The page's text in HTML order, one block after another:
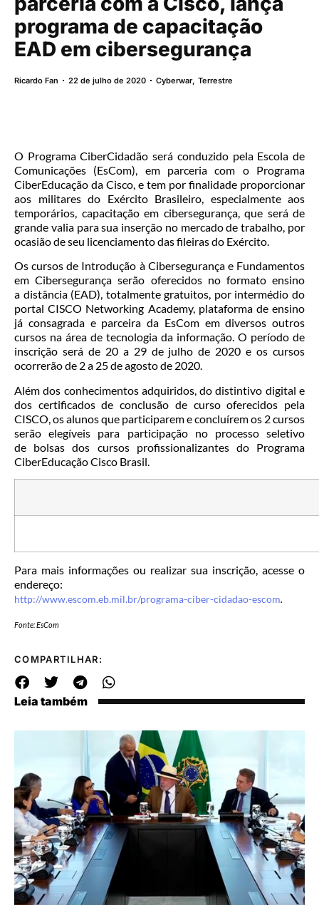
programa de capacitação
EAD em cibersegurança
Ricardo Fan 22 de julho de 2020 Cyberwar,Terrestre
O Programa CiberCidadão será conduzido pela Escola de
Comunicações (EsCom), em parceria com o Programa
CiberEducação da Cisco, e tem por finalidade proporcionar
aos militares do Exército Brasileiro, especialmente aos
temporários, capacitação em cibersegurança, que será de
grande valia para sua inserção no mercado de trabalho, por
ocasião de seu licenciamento das fileiras do Exército.
Os cursos de Introdução à Cibersegurança e Fundamentos
em Cibersegurança serão oferecidos no formato ensino
a distância (EAD), totalmente gratuitos, por intermédio do
portal CISCO Networking Academy, plataforma de ensino
já consagrada e parceira da EsCom em diversos outros
cursos na área de tecnologia da informação. O período de
inscrição será de 20 a 29 de julho de 2020 e os cursos
ocorrerão de 2 a 25 de agosto de 2020.
Além dos conhecimentos adquiridos, do distintivo digital e
dos certificados de conclusão de curso oferecidos pela
CISCO, os alunos que participarem e concluírem os 2 cursos
serão elegíveis para participação no processo seletivo
de bolsas dos cursos profissionalizantes do Programa
CiberEducação Cisco Brasil.
Para mais informações ou realizar sua inscrição, acesse o
endereço:
http://www.escom.eb.mil.br/programa-ciber-cidadao-escom.
Fonte: EsCom
COMPARTILHAR:
Leia também